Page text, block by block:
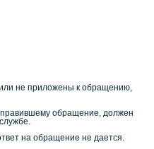
не приложены к обращению,
обращение, должен
на обращение не дается.